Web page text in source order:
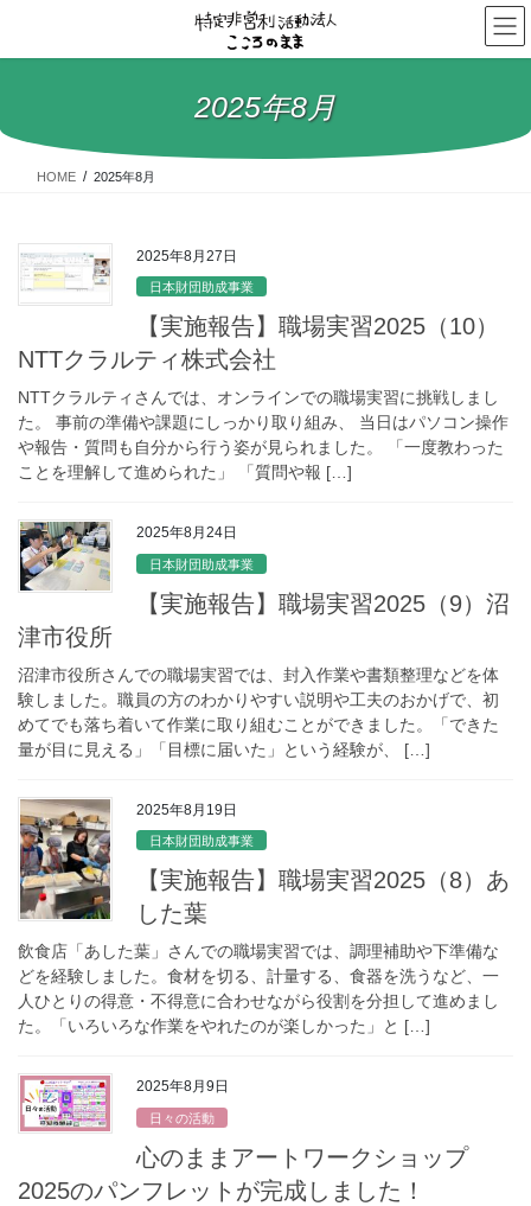
テ
へ
ゲ
ョ
2025年8月
HOME 2025年8月
2025年8月27日
日本財団助成事業
【実施報告】職場実習2025（10）
NTTクラルティ株式会社
NTTクラルティさんでは、オンラインでの職場実習に挑戦しまし
た。 事前の準備や課題にしっかり取り組み、 当日はパソコン操作
や報告・質問も自分から行う姿が見られました。 「一度教わった
ことを理解して進められた」 「質問や報 […]
2025年8月24日
日本財団助成事業
【実施報告】職場実習2025（9）沼
津市役所
沼津市役所さんでの職場実習では、封入作業や書類整理などを体
験しました。職員の方のわかりやすい説明や工夫のおかげで、初
めてでも落ち着いて作業に取り組むことができました。「できた
量が目に見える」「目標に届いた」という経験が、 […]
2025年8月19日
日本財団助成事業
【実施報告】職場実習2025（8）あ
した葉
飲食店「あした葉」さんでの職場実習では、調理補助や下準備な
どを経験しました。食材を切る、計量する、食器を洗うなど、一
人ひとりの得意・不得意に合わせながら役割を分担して進めまし
た。「いろいろな作業をやれたのが楽しかった」と […]
2025年8月9日
日々の活動
心のままアートワークショップ
2025のパンフレットが完成しました！